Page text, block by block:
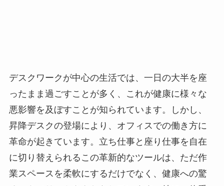
デスクワークが中心の生活では、一日の大半を座
ったまま過ごすことが多く、これが健康に様々な
悪影響を及ぼすことが知られています。しかし、
昇降デスクの登場により、オフィスでの働き方に
革命が起きています。立ち仕事と座り仕事を自在
に切り替えられるこの革新的なツールは、ただ作
業スペースを柔軟にするだけでなく、健康への驚